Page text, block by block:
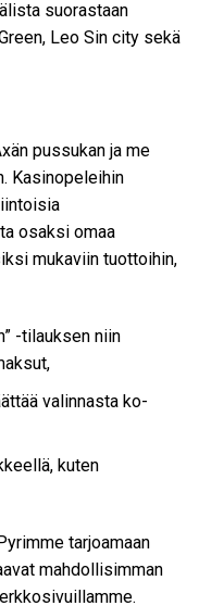
suorastaan
Leo Sin city sekä
pussukan ja me
Kasinopeleihin
osaksi omaa
mukaviin tuottoihin,
-tilauksen niin
va­lin­nas­ta ko­
kuten
tarjoamaan
mahdollisimman